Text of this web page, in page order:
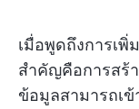
เมื่อพูดถึงการเ
สำคัญคือการสร้
ข้อมูลสามารถเข้